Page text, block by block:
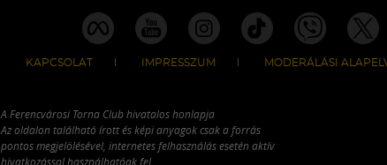
KAPCSOLAT IMPRESSZUM MODERÁLÁSI
A Ferencvárosi Torna Club hivatalos honlapja
Az oldalon található írott és képi anyagok csak a forrás
pontos megjelölésével, internetes felhasználás esetén aktív
hivatkozással használhatóak fel.